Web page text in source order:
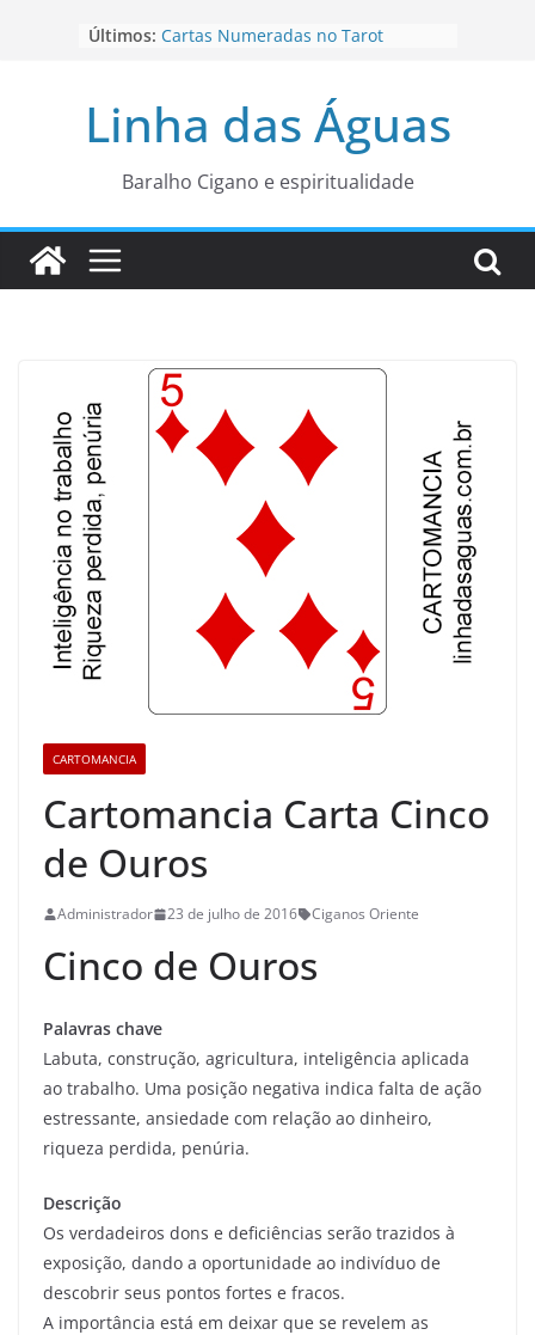
Últimos: Cartas Numeradas no Tarot
para está fase
Os Naipes no Tarot
Cartas da Corte no Tarot
Linha das Águas
Baralho Cigano e espiritualidade
CARTOMANCIA
Cartomancia Carta Cinco
de Ouros
Administrador 23 de julho de 2016 Ciganos Oriente
Cinco de Ouros
Palavras chave
Labuta, construção, agricultura, inteligência aplicada
ao trabalho. Uma posição negativa indica falta de ação
estressante, ansiedade com relação ao dinheiro,
riqueza perdida, penúria.
Descrição
Os verdadeiros dons e deficiências serão trazidos à
exposição, dando a oportunidade ao indivíduo de
descobrir seus pontos fortes e fracos.
A importância está em deixar que se revelem as